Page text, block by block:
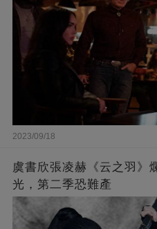
2023/09/18
虞書欣張凌赫《云之羽》
光，第二季恐難產